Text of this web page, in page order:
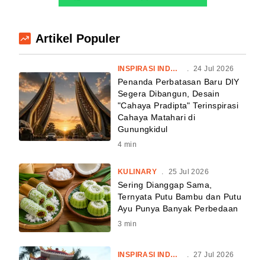
Artikel Populer
INSPIRASI INDONESIA . 24 Jul 2026
Penanda Perbatasan Baru DIY
Segera Dibangun, Desain
"Cahaya Pradipta" Terinspirasi
Cahaya Matahari di
Gunungkidul
4 min
KULINARY . 25 Jul 2026
Sering Dianggap Sama,
Ternyata Putu Bambu dan Putu
Ayu Punya Banyak Perbedaan
3 min
INSPIRASI INDONESIA . 27 Jul 2026